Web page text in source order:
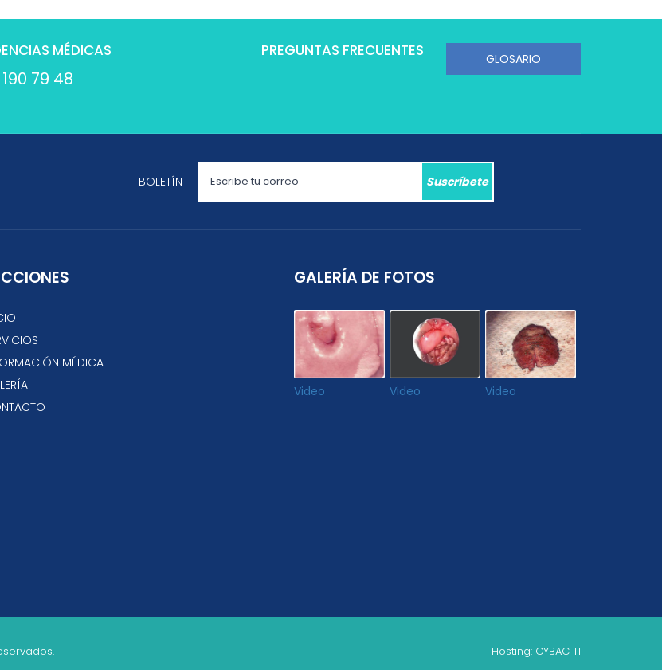
MÉDICAS
79 48
PREGUNTAS FRECUENTES
BOLETÍN Suscríbete
MÉDICA
GALERÍA DE FOTOS
Video Video Video
Hosting: CYBAC TI